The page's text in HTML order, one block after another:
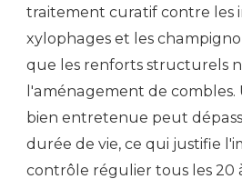
traitement curatif contre les
xylophages et les
que les renforts structurels
l'aménagement de
bien entretenue peut
durée de vie, ce qui justifie
contrôle régulier tous les 20